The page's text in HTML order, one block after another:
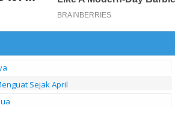
Sejak April